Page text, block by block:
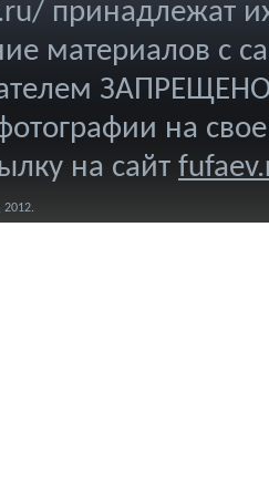
принадлежат
материалов с
на
на сайт